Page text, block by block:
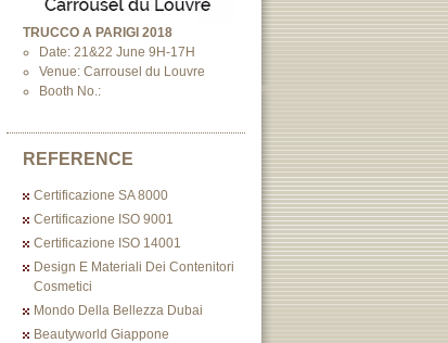
TRUCCO A PARIGI 2018
Date: 21&22 June 9H-17H
Venue: Carrousel du Louvre
Booth No.:
REFERENCE
Certificazione SA 8000
Certificazione ISO 9001
Certificazione ISO 14001
Design E Materiali Dei Contenitori
Cosmetici
Mondo Della Bellezza Dubai
Beautyworld Giappone